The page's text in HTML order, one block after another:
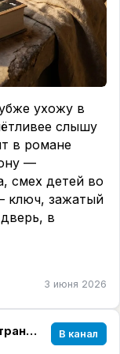
стороне
власти.
молодого
степени,
ему
на
ухожу в
слышу
в романе
—
смех детей во
ключ, зажатый
в
план
Давид
3 июня 2026
Кофе с шарлоткой и шелест страниц☕️📖 В канал